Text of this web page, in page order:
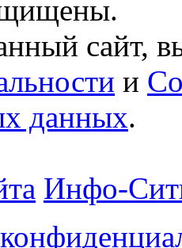
сайт,
и
данных.
Инфо-